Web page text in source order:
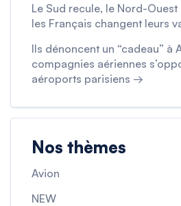
Le Sud recule, le Nord-
les Français changent leurs
Ils dénoncent un “cadeau” à
compagnies aériennes
aéroports parisiens →
Nos thèmes
Avion
NEW